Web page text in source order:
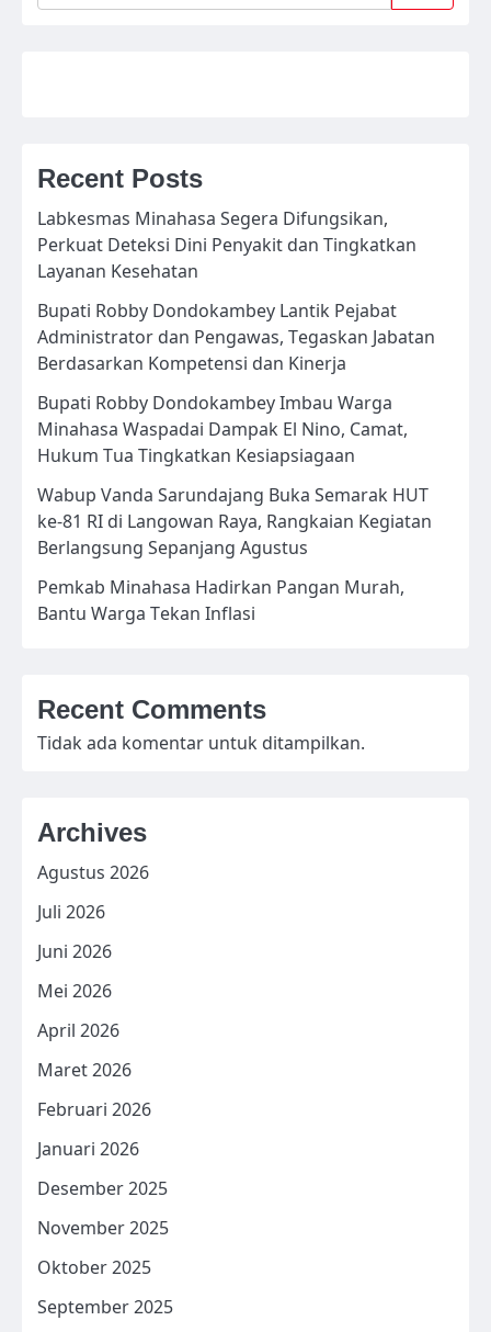
Recent Posts
Labkesmas Minahasa Segera Difungsikan,
Perkuat Deteksi Dini Penyakit dan Tingkatkan
Layanan Kesehatan
Bupati Robby Dondokambey Lantik Pejabat
Administrator dan Pengawas, Tegaskan Jabatan
Berdasarkan Kompetensi dan Kinerja
Bupati Robby Dondokambey Imbau Warga
Minahasa Waspadai Dampak El Nino, Camat,
Hukum Tua Tingkatkan Kesiapsiagaan
Wabup Vanda Sarundajang Buka Semarak HUT
ke-81 RI di Langowan Raya, Rangkaian Kegiatan
Berlangsung Sepanjang Agustus
Pemkab Minahasa Hadirkan Pangan Murah,
Bantu Warga Tekan Inflasi
Recent Comments
Tidak ada komentar untuk ditampilkan.
Archives
Agustus 2026
Juli 2026
Juni 2026
Mei 2026
April 2026
Maret 2026
Februari 2026
Januari 2026
Desember 2025
November 2025
Oktober 2025
September 2025